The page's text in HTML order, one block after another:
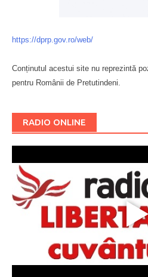
https://dprp.gov.ro/web/
Conținutul acestui site nu reprezintă
pentru Românii de Pretutindeni.
RADIO ONLINE